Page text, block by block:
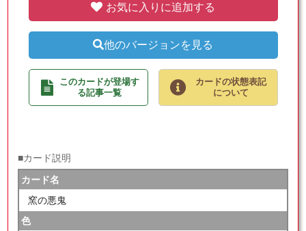
お気に入りに追加する
他のバージョンを見る
このカードが登場す
る記事一覧
カードの状態表記
について
■カード説明
カード名
窯の悪鬼
色